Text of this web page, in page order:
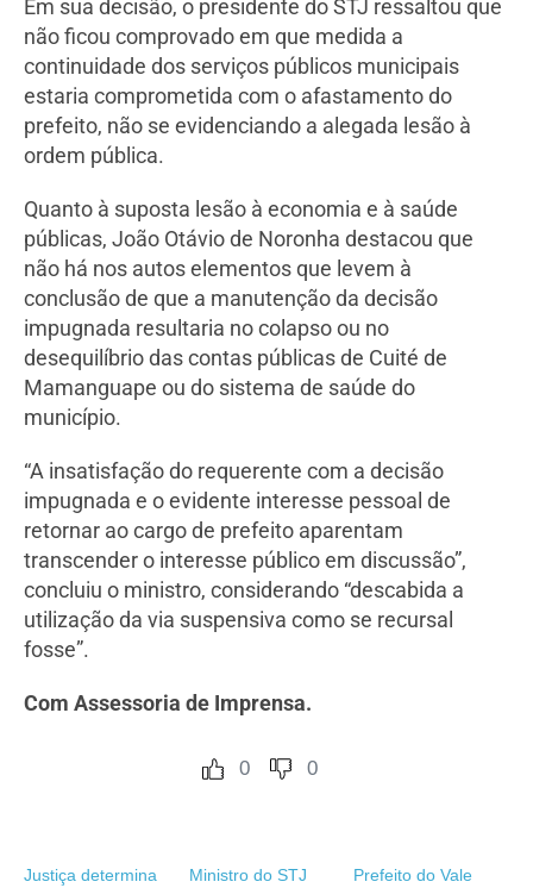
Em sua decisão, o presidente do STJ ressaltou que
não ficou comprovado em que medida a
continuidade dos serviços públicos municipais
estaria comprometida com o afastamento do
prefeito, não se evidenciando a alegada lesão à
ordem pública.
Quanto à suposta lesão à economia e à saúde
públicas, João Otávio de Noronha destacou que
não há nos autos elementos que levem à
conclusão de que a manutenção da decisão
impugnada resultaria no colapso ou no
desequilíbrio das contas públicas de Cuité de
Mamanguape ou do sistema de saúde do
município.
“A insatisfação do requerente com a decisão
impugnada e o evidente interesse pessoal de
retornar ao cargo de prefeito aparentam
transcender o interesse público em discussão”,
concluiu o ministro, considerando “descabida a
utilização da via suspensiva como se recursal
fosse”.
Com Assessoria de Imprensa.
0 0
Justiça determina
Ministro do STJ
Prefeito do Vale